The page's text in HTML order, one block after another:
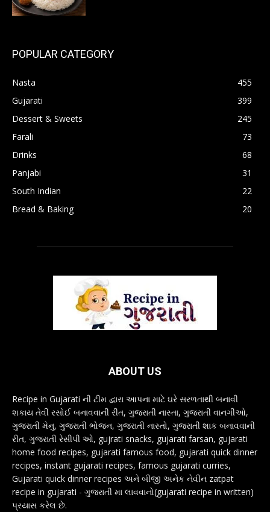
POPULAR CATEGORY
Nasta
455
Gujarati
399
Dessert & Sweets
245
Farali
73
Drinks
68
Panjabi
31
South Indian
22
Bread & Baking
20
ABOUT US
Recipe in Gujarati ની ટીમ દ્વારા આપના માટે ઘરે સરળતાથી બનાવી
શકાય તેવી રસોઈ બનાવવાની રીત, ગુજરાતી નાસ્તા, ગુજરાતી વાનગીઓ,
ગુજરાતી મેનુ, ગુજરાતી ભોજન, ગુજરાતી નાસ્તો, ગુજરાતી શાક બનાવવાની
રીત, ગુજરાતી રેસીપી ઓ, gujrati snacks, gujarati farsan, gujarati
home food recipes, gujarati famous food, gujarati quick dinner
recipes, instant gujarati recipes, famous gujarati curries,
Gujarati quick dinner recipes અને બીજી અનેક નેવીન zatpat
recipe in gujarati - ગુજરાતી મા લાવવાનો(gujarati recipe in written)
પ્રયાસ કરેલ છે.